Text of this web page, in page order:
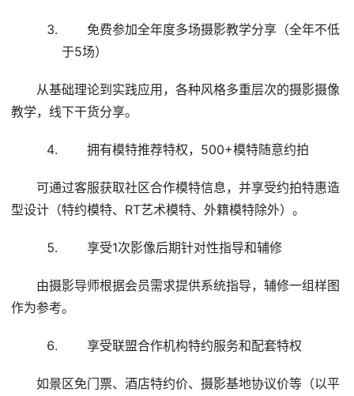
免费参加全年度多场摄影教学分享（全年不低
于5场）
从基础理论到实践应用，各种风格多重层次的摄影摄像
教学，线下干货分享。
拥有模特推荐特权，500+模特随意约拍
可通过客服获取社区合作模特信息，并享受约拍特惠造
型设计（特约模特、RT艺术模特、外籍模特除外）。
享受1次影像后期针对性指导和辅修
由摄影导师根据会员需求提供系统指导，辅修一组样图
作为参考。
享受联盟合作机构特约服务和配套特权
如景区免门票、酒店特约价、摄影基地协议价等（以平